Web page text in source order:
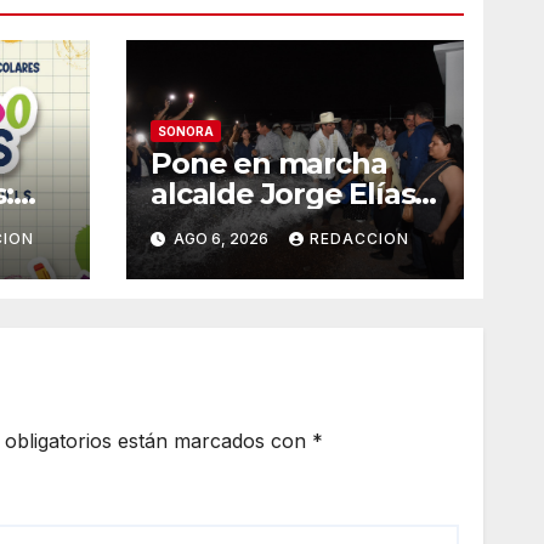
SONORA
Pone en marcha
alcalde Jorge Elías
nuevo pozo en
Tierra Blanca, Tesia:
Suministrará 20
AGO 6, 2026 REDACCION
están marcados con *